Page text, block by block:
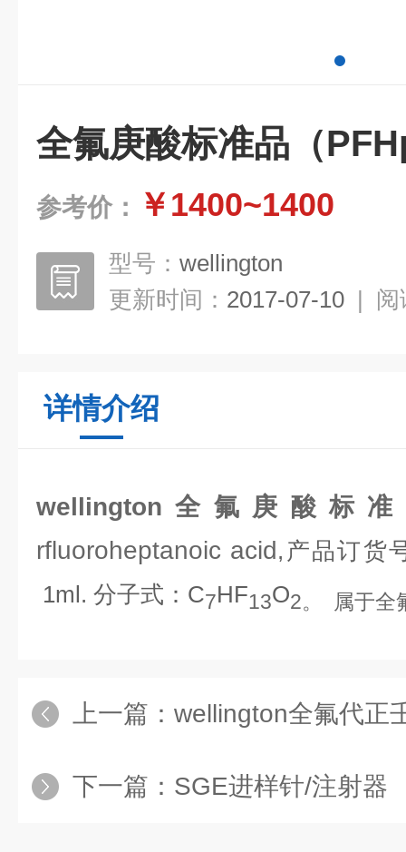
全氟庚酸标准品（
参考价： ￥1400~1400
型号： wellington
更新时间： 2017-07-10 | 阅
详情介绍
wellington全氟庚酸标
rfluoroheptanoic acid,产品订货
1ml. 分子式：C7HF13O2。 属于全
上一篇： wellington全氟代正
下一篇： SGE进样针/注射器